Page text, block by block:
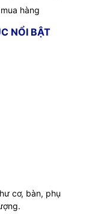
hàng
NỔI BẬT
cơ, bàn, phụ